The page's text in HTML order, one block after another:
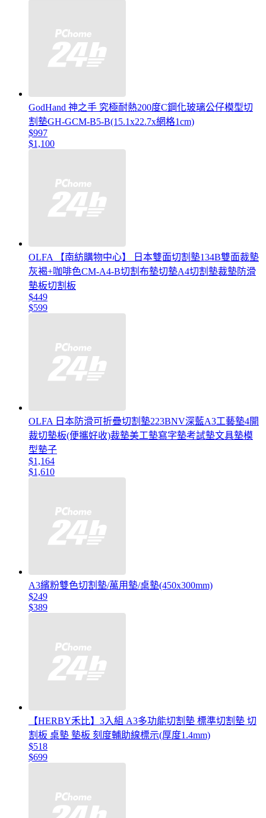
GodHand 神之手 究極耐熱200度C鋼化玻璃公仔模型切
割墊GH-GCM-B5-B(15.1x22.7x網格1cm)
$997
$1,100
OLFA 【南紡購物中心】 日本雙面切割墊134B雙面裁墊
灰褐+咖啡色CM-A4-B切割布墊切墊A4切割墊裁墊防滑
墊板切割板
$449
$599
OLFA 日本防滑可折疊切割墊223BNV深藍A3工藝墊4開
裁切墊板(便攜好收)裁墊美工墊寫字墊考試墊文具墊模
型墊子
$1,164
$1,610
A3繽粉雙色切割墊/萬用墊/桌墊(450x300mm)
$249
$389
【HERBY禾比】3入組 A3多功能切割墊 標準切割墊 切
割板 桌墊 墊板 刻度輔助線標示(厚度1.4mm)
$518
$699